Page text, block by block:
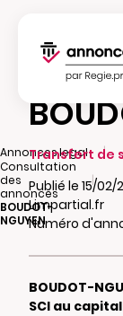
Annonces.legal
|
Consultation
des
annonces
|
BOUDOT-
NGUYEN
Transfert de
Publié le 15/02/
Limpartial.fr
Numéro
BOUDOT-
SCI au